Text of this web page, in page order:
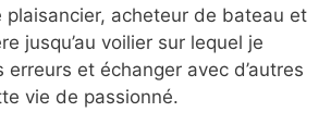
plaisancier, acheteur de bateau et
jusqu’au voilier sur lequel je
et échanger avec d’autres
vie de passionné.